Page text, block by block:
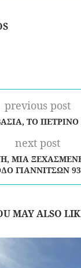
previous post
ΤΟ ΠΈΤΡΙΝΟ
next post
ΜΙΑ
ΓΙΑΝΝΙΤΣΏΝ 93
MAY ALSO